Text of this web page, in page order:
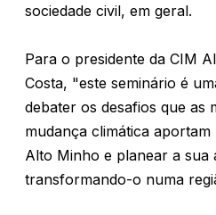
sociedade civil, em geral.
Para o presidente da CIM
Costa, "este seminário é
debater os desafios que as
mudança climática
Alto Minho e planear a sua
transformando-o numa